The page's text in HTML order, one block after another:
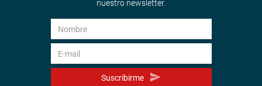
nuestro newsletter.
Suscribirme